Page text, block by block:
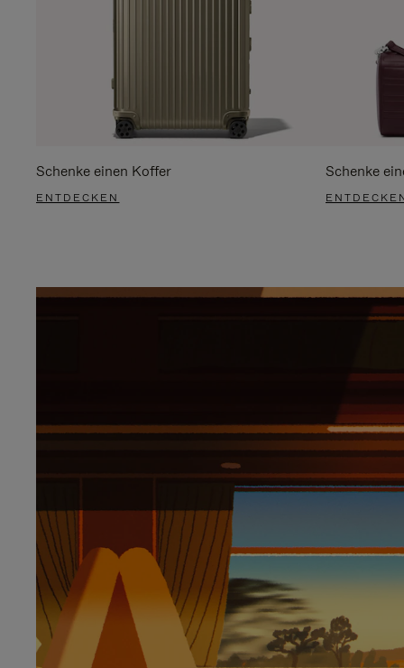
Schenke einen Koffer
ENTDECKEN
Schenke